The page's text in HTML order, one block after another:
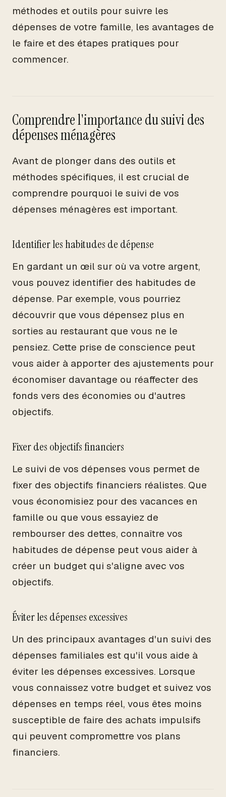
méthodes et outils pour suivre les
dépenses de votre famille, les avantages de
le faire et des étapes pratiques pour
commencer.
Comprendre l'importance du suivi des
dépenses ménagères
Avant de plonger dans des outils et
méthodes spécifiques, il est crucial de
comprendre pourquoi le suivi de vos
dépenses ménagères est important.
Identifier les habitudes de dépense
En gardant un œil sur où va votre argent,
vous pouvez identifier des habitudes de
dépense. Par exemple, vous pourriez
découvrir que vous dépensez plus en
sorties au restaurant que vous ne le
pensiez. Cette prise de conscience peut
vous aider à apporter des ajustements pour
économiser davantage ou réaffecter des
fonds vers des économies ou d'autres
objectifs.
Fixer des objectifs financiers
Le suivi de vos dépenses vous permet de
fixer des objectifs financiers réalistes. Que
vous économisiez pour des vacances en
famille ou que vous essayiez de
rembourser des dettes, connaître vos
habitudes de dépense peut vous aider à
créer un budget qui s'aligne avec vos
objectifs.
Éviter les dépenses excessives
Un des principaux avantages d'un suivi des
dépenses familiales est qu'il vous aide à
éviter les dépenses excessives. Lorsque
vous connaissez votre budget et suivez vos
dépenses en temps réel, vous êtes moins
susceptible de faire des achats impulsifs
qui peuvent compromettre vos plans
financiers.